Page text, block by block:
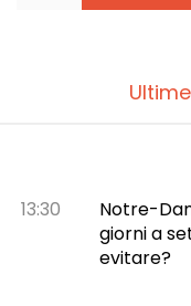
13:30
Notre-
giorni a
evitare?